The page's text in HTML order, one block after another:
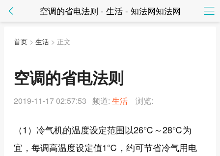
空调的省电法则 - 生活 - 知法网知法网
首页 > 生活 > 正文
空调的省电法则
2019-11-17 02:57:53 频道: 生活 浏览:
（1）冷气机的温度设定范围以26℃～28℃为
宜，每调高温度设定值1℃，约可节省冷气用电